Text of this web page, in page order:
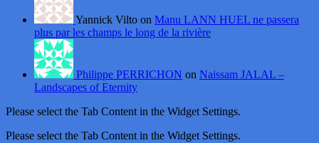
Yannick Vilto on Manu LANN HUEL ne passera
plus par les champs le long de la rivière
Philippe PERRICHON on Naissam JALAL –
Landscapes of Eternity
Please select the Tab Content in the Widget Settings.
Please select the Tab Content in the Widget Settings.